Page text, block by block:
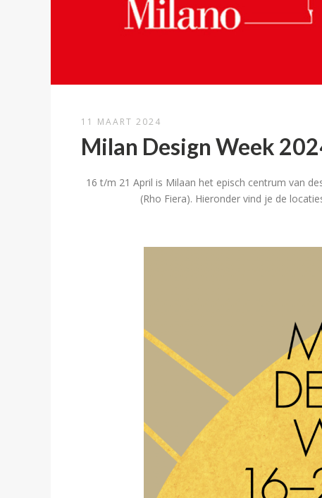
11 MAART 2024
Milan Design Week
16 t/m 21 April is Milaan het episch centrum van
(Rho Fiera). Hieronder vind je de